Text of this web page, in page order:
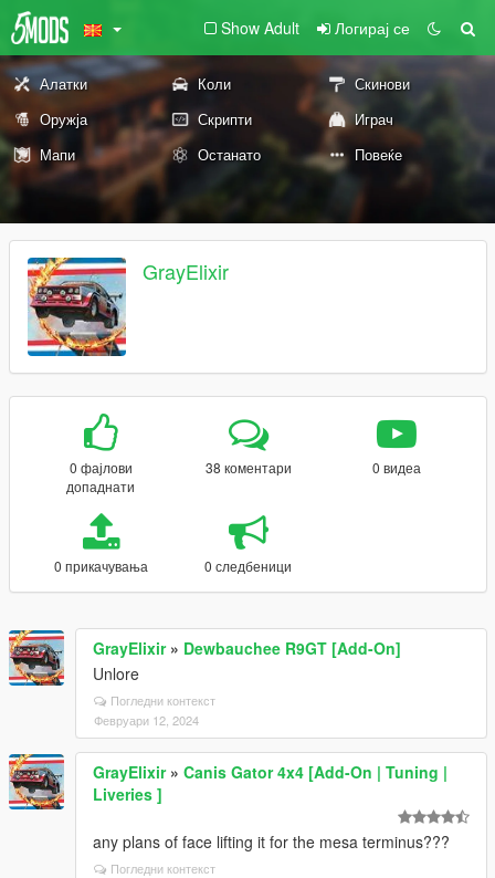
Show Adult Логирај се
Алатки Коли
Скинови
Оружја
Скрипти
Играч
Мапи
Останато Повеќе
GrayElixir
0 фајлови
допаднати
38 коментари 0 видеа
0 прикачувања 0 следбеници
GrayElixir» Dewbauchee R9GT [Add-On]
Unlore
Погледни контекст
Февруари 12, 2024
GrayElixir» Canis Gator 4x4 [Add-On | Tuning |
Liveries ]
any plans of face lifting it for the mesa terminus???
Погледни контекст